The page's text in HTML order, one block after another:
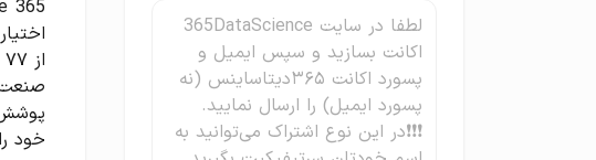
صنعت
پوشش
خود